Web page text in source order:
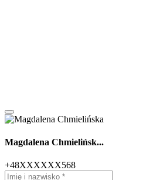
Magdalena Chmielińsk...
+48XXXXXX568